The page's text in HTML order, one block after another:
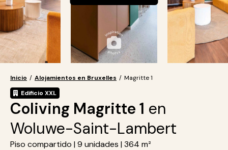
Inicio / Alojamientos en Bruxelles / Magritte 1
Edificio XXL
Coliving Magritte 1 en
Woluwe-Saint-Lambert
Piso compartido | 9 unidades | 364 m²